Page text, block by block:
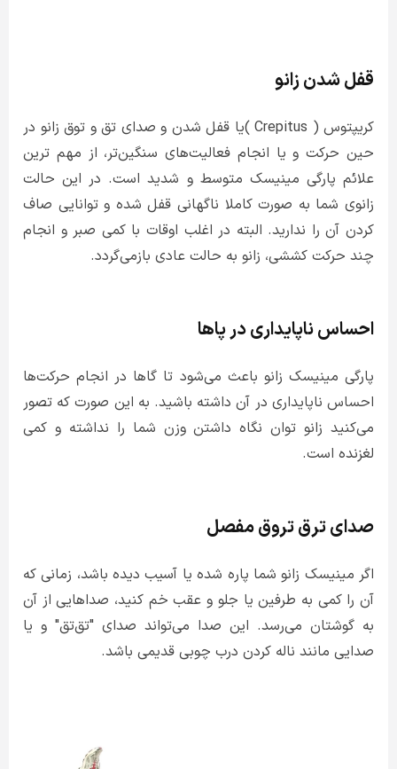
قفل شدن زانو
کریپتوس ( Crepitus )یا قفل شدن و صدای تق و توق زانو در
حین حرکت و یا انجام فعالیت‌های سنگین‌تر، از مهم ترین
علائم پارگی مینیسک متوسط و شدید است. در این حالت
زانوی شما به صورت کاملا ناگهانی قفل شده و توانایی صاف
کردن آن را ندارید. البته در اغلب اوقات با کمی صبر و انجام
چند حرکت کششی، زانو به حالت عادی بازمی‌گردد.
احساس ناپایداری در پاها
پارگی مینیسک زانو باعث می‌شود تا گاها در انجام حرکت‌ها
احساس ناپایداری در آن داشته باشید. به این صورت که تصور
می‌کنید زانو توان نگاه داشتن وزن شما را نداشته و کمی
لغزنده است.
صدای ترق تروق مفصل
اگر مینیسک زانو شما پاره شده یا آسیب دیده باشد، زمانی که
آن را کمی به طرفین یا جلو و عقب خم کنید، صداهایی از آن
به گوشتان می‌رسد. این صدا می‌تواند صدای "تق‌تق" و یا
صدایی مانند ناله کردن درب چوبی قدیمی باشد.